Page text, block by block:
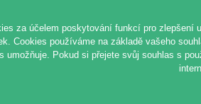
za účelem poskytování funkcí pro zlepšení
Cookies používáme na základě vašeho
umožňuje. Pokud si přejete svůj souhlas s